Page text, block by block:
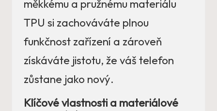
měkkému a pružnému materiálu
TPU si zachováváte plnou
funkčnost zařízení a zároveň
získáváte jistotu, že váš telefon
zůstane jako nový.
Klíčové vlastnosti a materiálové